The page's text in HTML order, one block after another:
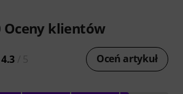
Oceny klientów
4.3 Oceń artykuł